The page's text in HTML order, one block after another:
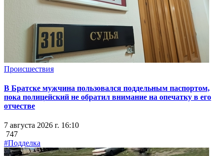
Происшествия
В Братске мужчина пользовался поддельным паспортом,
пока полицейский не обратил внимание на опечатку в его
отчестве
7 августа 2026 г. 16:10
747
#Подделка